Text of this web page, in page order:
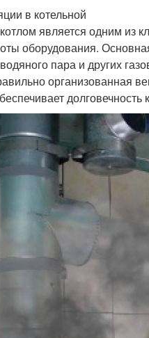
в котельной
является одним
оборудования.
пара и других
организованная
долговечность